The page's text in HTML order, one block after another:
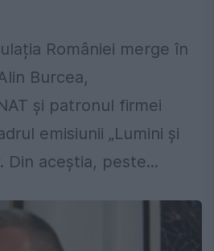
României merge în
Burcea,
și patronul firmei
emisiunii „Lumini și
Din aceștia, peste...